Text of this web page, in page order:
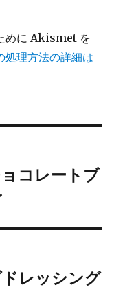
めに Akismet を
処理方法の詳細は
コレートブ
レッシング